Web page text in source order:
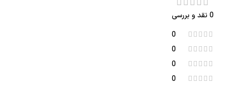
0 نقد و بررسی
0
0
0
0